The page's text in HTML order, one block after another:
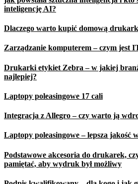
inteligencję AI?
Dlaczego warto kupić domową
Zarządzanie komputerem – czym jest
Drukarki etykiet Zebra – w jakiej
najlepiej?
Laptopy poleasingowe 17 cali
Integracja z Allegro – czy warto ją
Laptopy poleasingowe – lepsza jakość
Podstawowe akcesoria do drukarek,
pamiętać, aby wydruk był możliwy